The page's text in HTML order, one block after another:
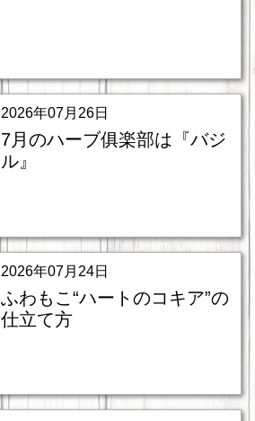
2026年07月26日
7月のハーブ俱楽部は『バジ
ル』
2026年07月24日
ふわもこ“ハートのコキア”の
仕立て方